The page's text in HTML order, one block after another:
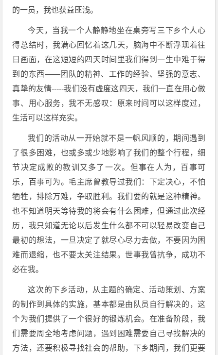
的一员，我也获益匪浅。
今天，当我一个人静静地坐在桌旁写三下乡个人心
得总结时，我满心回忆着这几天，脑海中不断浮现着往
日画面，在这短短的四天时间里我们得到一生中难于得
到的东西――团队的精神、工作的经验、坚强的意志、
真挚的友情-----我们没有虚度这四天，我们一直在用心做
事、用心服务，我不无感叹：原来时间可以这样度过，
生活可以这样充实。
我们的活动从一开始就不是一帆风顺的，期间遇到
了很多困难，也或多或少地影响了我们的整个行程，细
节决定成败的教训又多了一次。但事在人为，百事可
乐，百事可为。毛主席曾教导过我们：下定决心，不怕
牺牲，排除万难，争取胜利。我们要的就是这种精神。
也不知道明天等待我的将会有什么困难，但通过此次经
历，我只知道无论以后发生什么都不可以轻易改变自己
最初的想法，一旦决定了就尽心尽力去做，不要因为困
难而退缩，也不要太关注结果。世事我曾抗争，成功不
必在我。
这次的下乡活动，从主题的确定、活动策划、方案
的制作到具体的实施，基本都是由队员自行解决的，这
个为我们提供了一个很好的锻炼机会。在准备阶段，我
们需要周全地考虑问题，遇到困难需要自己寻找解决的
方法，还要积极寻找社会的帮助，下乡期间，我们更要